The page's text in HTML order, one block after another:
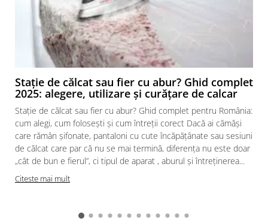
Stație de călcat sau fier cu abur? Ghid complet
2025: alegere, utilizare și curățare de calcar
Stație de călcat sau fier cu abur? Ghid complet pentru România:
cum alegi, cum folosești și cum întreții corect Dacă ai cămăși
care rămân șifonate, pantaloni cu cute încăpățânate sau sesiuni
de călcat care par că nu se mai termină, diferența nu este doar
„cât de bun e fierul”, ci tipul de aparat , aburul și întreținerea...
Citeste mai mult